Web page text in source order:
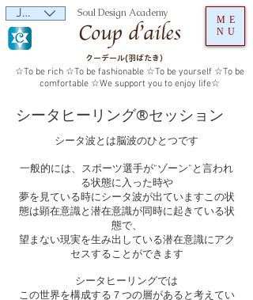
クーデール(羽ばたき）
☆To be rich ☆To be fashionable ☆To be yourself ☆To be
comfortable ☆We support you to enjoy life☆
ME
NU
JPY (¥) Soul Design Academy
シータヒーリング®️セッション
シータ波とは脳波のひとつです
一般的には、スポーツ選手が“ゾーン”と言われ
る状態に入った時や
夢を見ている時にシータ波が出ていますこの状
態は顕在意識と潜在意識が同時に起きている状
態で、
望まない現実を生み出している潜在意識にアク
セスすることができます
シータヒーリングでは
この世界を構成する７つの層があると考えてい